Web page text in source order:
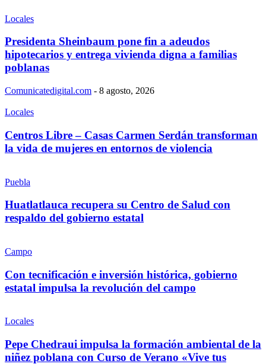
Locales
Presidenta Sheinbaum pone fin a adeudos
hipotecarios y entrega vivienda digna a familias
poblanas
Comunicatedigital.com - 8 agosto, 2026
Locales
Centros Libre – Casas Carmen Serdán transforman
la vida de mujeres en entornos de violencia
Puebla
Huatlatlauca recupera su Centro de Salud con
respaldo del gobierno estatal
Campo
Con tecnificación e inversión histórica, gobierno
estatal impulsa la revolución del campo
Locales
Pepe Chedraui impulsa la formación ambiental de la
niñez poblana con Curso de Verano «Vive tus